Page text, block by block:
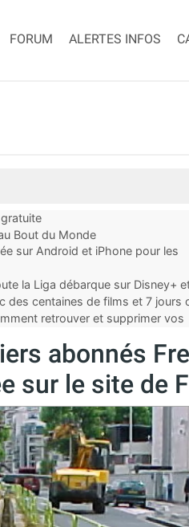
FORUM ALERTES INFOS
Bout du Monde
sur Android et iPhone pour les
la Liga débarque sur Disney+
des centaines de films et 7 jours
retrouver et supprimer vos
abonnés
sur le site de